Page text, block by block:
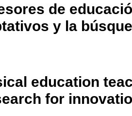
de
y la
education
for